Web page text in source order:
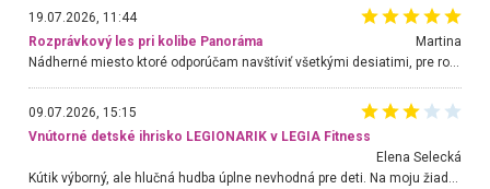
19.07.2026, 11:44
Rozprávkový les pri kolibe Panoráma
Martina
Nádherné miesto ktoré odporúčam navštíviť všetkými desiatimi, pre rodiny s deťmi, dôchodcom... Proste a jednoducho ozaj rozprávkový les.. určite ešte prídeme. Odniesli sme si na pamiatku krásne tričká,
09.07.2026, 15:15
Vnútorné detské ihrisko LEGIONARIK v LEGIA Fitness
Elena Selecká